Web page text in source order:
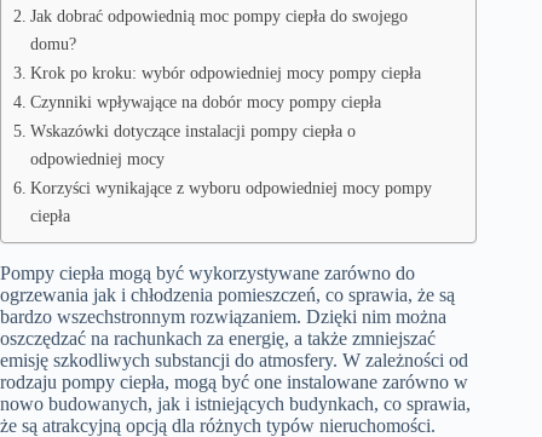
Jak dobrać odpowiednią moc pompy ciepła do swojego
domu?
Krok po kroku: wybór odpowiedniej mocy pompy ciepła
Czynniki wpływające na dobór mocy pompy ciepła
Wskazówki dotyczące instalacji pompy ciepła o
odpowiedniej mocy
Korzyści wynikające z wyboru odpowiedniej mocy pompy
ciepła
Pompy ciepła mogą być wykorzystywane zarówno do
ogrzewania jak i chłodzenia pomieszczeń, co sprawia, że są
bardzo wszechstronnym rozwiązaniem. Dzięki nim można
oszczędzać na rachunkach za energię, a także zmniejszać
emisję szkodliwych substancji do atmosfery. W zależności od
rodzaju pompy ciepła, mogą być one instalowane zarówno w
nowo budowanych, jak i istniejących budynkach, co sprawia,
że są atrakcyjną opcją dla różnych typów nieruchomości.